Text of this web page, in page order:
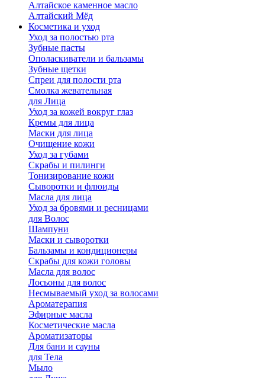
Алтайское каменное масло
Алтайский Мёд
Косметика и уход
Уход за полостью рта
Зубные пасты
Ополаскиватели и бальзамы
Зубные щетки
Спреи для полости рта
Смолка жевательная
для Лица
Уход за кожей вокруг глаз
Кремы для лица
Маски для лица
Очищение кожи
Уход за губами
Скрабы и пилинги
Тонизирование кожи
Сыворотки и флюиды
Масла для лица
Уход за бровями и ресницами
для Волос
Шампуни
Маски и сыворотки
Бальзамы и кондиционеры
Скрабы для кожи головы
Масла для волос
Лосьоны для волос
Несмываемый уход за волосами
Ароматерапия
Эфирные масла
Косметические масла
Ароматизаторы
Для бани и сауны
для Тела
Мыло